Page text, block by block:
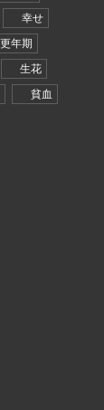
幸せ
更年期
生花
貧血